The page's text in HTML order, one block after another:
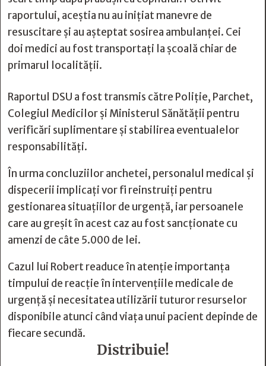
raportului, aceștia nu au inițiat manevre de
resuscitare și au așteptat sosirea ambulanței. Cei
doi medici au fost transportați la școală chiar de
primarul localității.
Raportul DSU a fost transmis către Poliție, Parchet,
Colegiul Medicilor și Ministerul Sănătății pentru
verificări suplimentare și stabilirea eventualelor
responsabilități.
În urma concluziilor anchetei, personalul medical și
dispecerii implicați vor fi reinstruiți pentru
gestionarea situațiilor de urgență, iar persoanele
care au greșit în acest caz au fost sancționate cu
amenzi de câte 5.000 de lei.
Cazul lui Robert readuce în atenție importanța
timpului de reacție în intervențiile medicale de
urgență și necesitatea utilizării tuturor resurselor
disponibile atunci când viața unui pacient depinde de
fiecare secundă.
Distribuie!